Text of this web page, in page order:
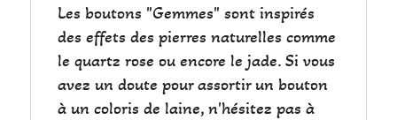
Les boutons "Gemmes" sont inspirés
des effets des pierres naturelles comme
le quartz rose ou encore le jade. Si vous
avez un doute pour assortir un bouton
à un coloris de laine, n'hésitez pas à